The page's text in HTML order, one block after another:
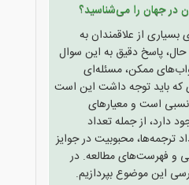
در جهان را می‌شناسید؟
از علاقمندان به
پاسخ دقیق به این سوال
ممکن، مسئله‌ای
که باید توجه داشت این است
است و معیارهای
دارد، از جمله تعداد
ترجمه‌ها، محبوبیت در جوایز
و فهرست‌های مطالعه. در
این موضوع بپردازیم.